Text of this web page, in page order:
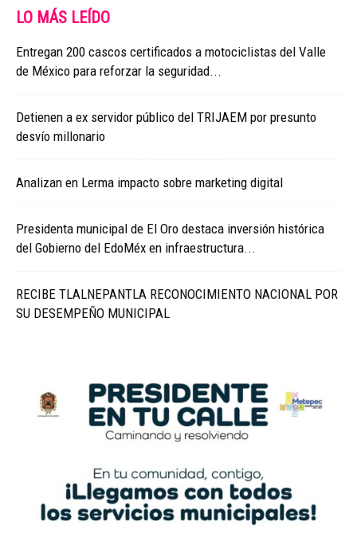
LO MÁS LEÍDO
Entregan 200 cascos certificados a motociclistas del Valle
de México para reforzar la seguridad...
Detienen a ex servidor público del TRIJAEM por presunto
desvío millonario
Analizan en Lerma impacto sobre marketing digital
Presidenta municipal de El Oro destaca inversión histórica
del Gobierno del EdoMéx en infraestructura...
RECIBE TLALNEPANTLA RECONOCIMIENTO NACIONAL POR
SU DESEMPEÑO MUNICIPAL